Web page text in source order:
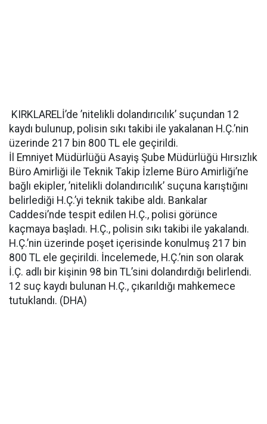
KIRKLARELİ’de ’nitelikli dolandırıcılık’ suçundan 12
kaydı bulunup, polisin sıkı takibi ile yakalanan H.Ç.’nin
üzerinde 217 bin 800 TL ele geçirildi.
İl Emniyet Müdürlüğü Asayiş Şube Müdürlüğü Hırsızlık
Büro Amirliği ile Teknik Takip İzleme Büro Amirliği’ne
bağlı ekipler, ’nitelikli dolandırıcılık’ suçuna karıştığını
belirlediği H.Ç.’yi teknik takibe aldı. Bankalar
Caddesi’nde tespit edilen H.Ç., polisi görünce
kaçmaya başladı. H.Ç., polisin sıkı takibi ile yakalandı.
H.Ç.’nin üzerinde poşet içerisinde konulmuş 217 bin
800 TL ele geçirildi. İncelemede, H.Ç.’nin son olarak
İ.Ç. adlı bir kişinin 98 bin TL’sini dolandırdığı belirlendi.
12 suç kaydı bulunan H.Ç., çıkarıldığı mahkemece
tutuklandı. (DHA)